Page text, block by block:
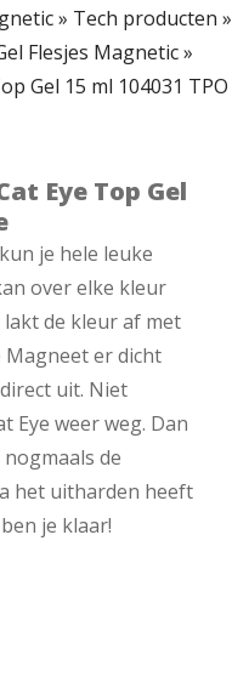
» Tech producten »
Flesjes Magnetic»
Gel 15 ml 104031 TPO
Eye Top Gel
je hele leuke
over elke kleur
de kleur af met
Magneet er dicht
uit. Niet
Eye weer weg. Dan
de
het uitharden heeft
je klaar!